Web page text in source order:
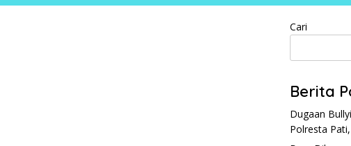
Cari
Berita
Dugaan
Polresta